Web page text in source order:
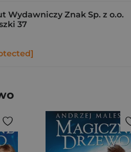
Wydawniczy Znak Sp. z o.o.
37